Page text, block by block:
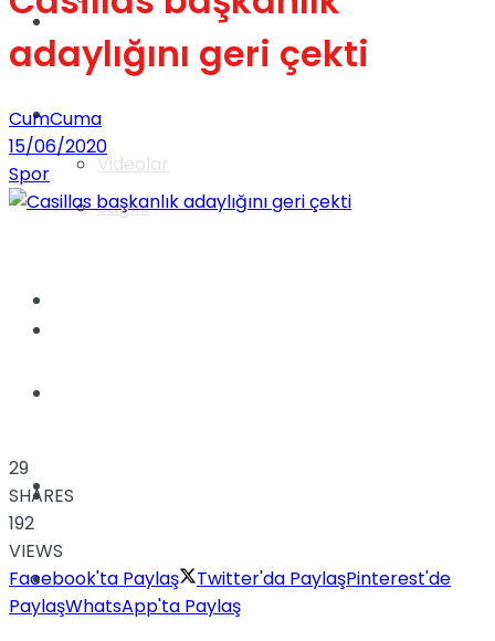
Videolar
Yaşam
Gündem
Yaşam
Sağlık
Dünya
Türkiye
adaylığını geri çekti
CumCuma
15/06/2020
Spor
29
SHARES
192
VIEWS
Facebook'ta Paylaş
Twitter'da PaylaşPinterest'de
PaylaşWhatsApp'ta Paylaş